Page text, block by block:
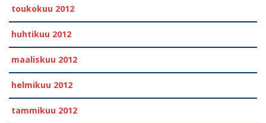
toukokuu 2012
huhtikuu 2012
maaliskuu 2012
helmikuu 2012
tammikuu 2012